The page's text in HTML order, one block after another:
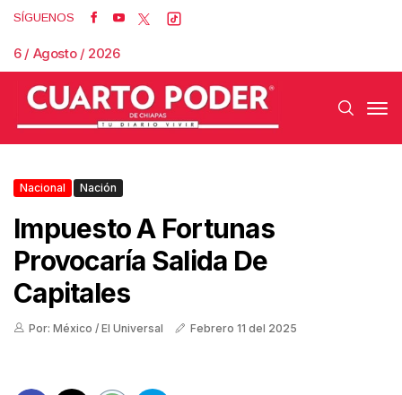
SÍGUENOS
6 / Agosto / 2026
Nacional Nación
Impuesto A Fortunas
Provocaría Salida De
Capitales
Por: México / El Universal Febrero 11 del 2025